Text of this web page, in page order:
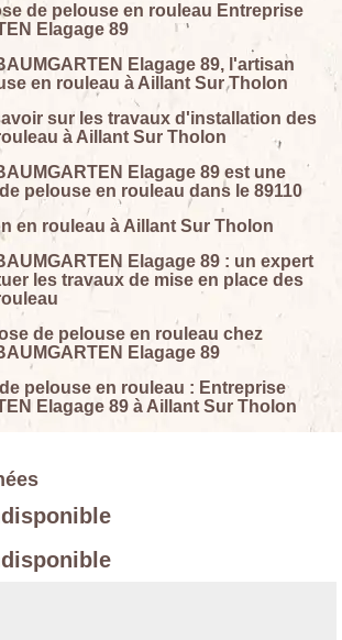
de pelouse en rouleau Entreprise
Elagage 89
Elagage 89, l'artisan
en rouleau à Aillant Sur Tholon
sur les travaux d'installation des
à Aillant Sur Tholon
Elagage 89 est une
pelouse en rouleau dans le 89110
en rouleau à Aillant Sur Tholon
Elagage 89 : un expert
les travaux de mise en place des
de pelouse en rouleau chez
Elagage 89
pelouse en rouleau : Entreprise
Elagage 89 à Aillant Sur Tholon